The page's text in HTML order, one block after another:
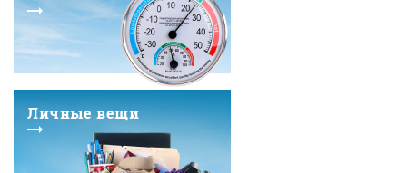
Личные вещи